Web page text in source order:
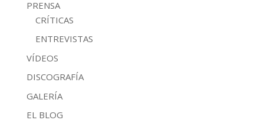
PRENSA
CRÍTICAS
ENTREVISTAS
VÍDEOS
DISCOGRAFÍA
GALERÍA
EL BLOG